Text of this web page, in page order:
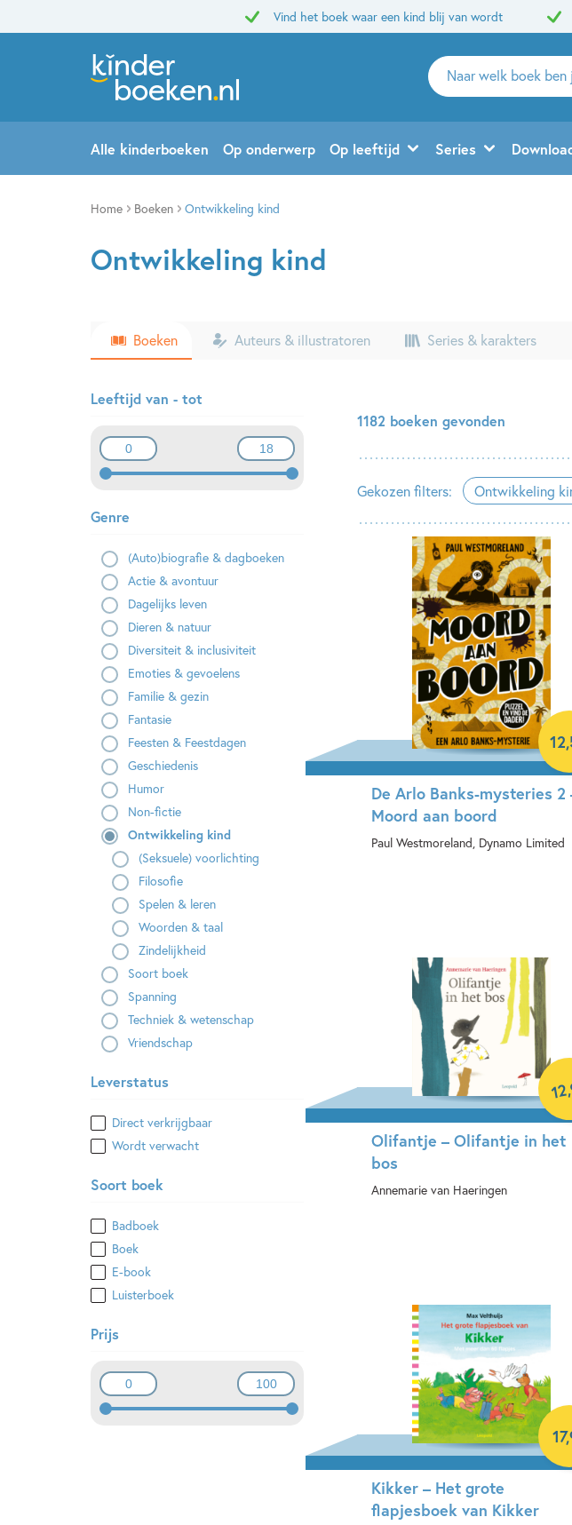
Vind het boek waar een kind blij van wordt
Zoeken
naar
en
uitgevers
Alle kinderboeken Op onderwerp Op leeftijd Series
Home Boeken Ontwikkeling kind
Ontwikkeling kind
Boeken Auteurs & illustratoren Series & karakters
Leeftijd van - tot
Genre
(Auto)biografie & dagboeken
Actie & avontuur
Dagelijks leven
Dieren & natuur
Diversiteit & inclusiviteit
Emoties & gevoelens
Familie & gezin
Fantasie
Feesten & Feestdagen
Geschiedenis
Humor
Non-fictie
Ontwikkeling kind
(Seksuele) voorlichting
Filosofie
Spelen & leren
Woorden & taal
Zindelijkheid
Soort boek
Spanning
Techniek & wetenschap
Vriendschap
Leverstatus
Direct verkrijgbaar
Wordt verwacht
Soort boek
Badboek
Boek
E-book
Luisterboek
Prijs
1182 boeken gevonden
Gekozen filters: Ontwikkeling
De Arlo Banks-mysteries 2
Moord aan boord
Paul Westmoreland, Dynamo Limited
12,
Olifantje – Olifantje in het
bos
Annemarie van Haeringen
12,
Kikker – Het grote
flapjesboek van Kikker
17,